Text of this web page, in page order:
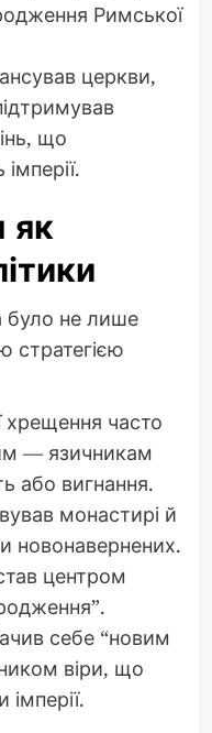
Римської
церкви,
що
як
було не лише
стратегією
хрещення часто
— язичникам
або вигнання.
монастирі й
новонавернених.
центром
себе “новим
віри, що